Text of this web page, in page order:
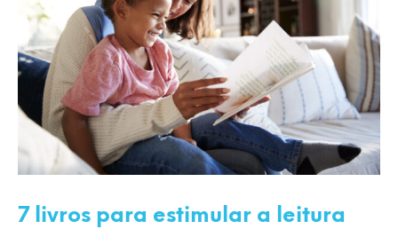
7 livros para estimular a leitura